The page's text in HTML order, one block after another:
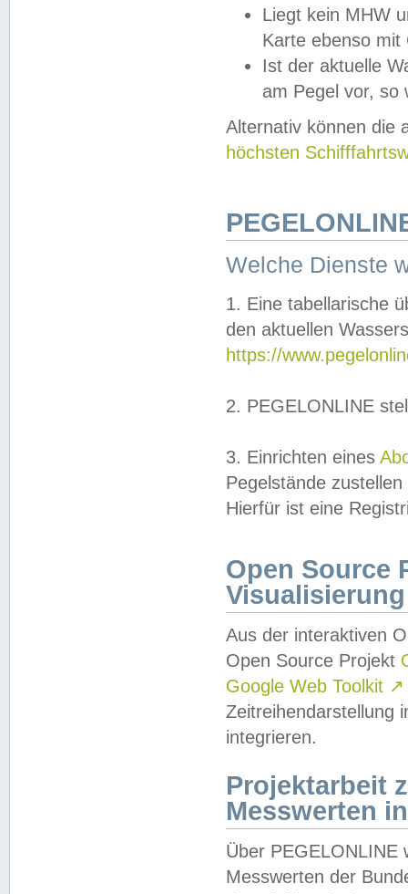
Liegt kein MHW
Karte ebenso mit
Ist der aktuelle
am Pegel vor,
Alternativ können die
höchsten
Welche Dienste
1. Eine tabellarische
den aktuellen
https://
2. PEGELONLINE
3. Einrichten eines
Pegelstände
Hierfür ist eine
Open Source
Visualisierung
Aus der interaktiven
Open Source Projekt
Google Web Toolkit ↗
Zeitreihendarstellung
integrieren.
Projektarbeit
Messwerten
Über PEGELONLINE
Messwerten der